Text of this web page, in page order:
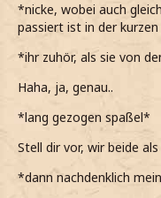
*nicke, wobei auch
passiert ist in der
*ihr zuhör, als sie von
Haha, ja, genau..
*lang gezogen spaßel*
Stell dir vor, wir beide als
*dann nachdenklich